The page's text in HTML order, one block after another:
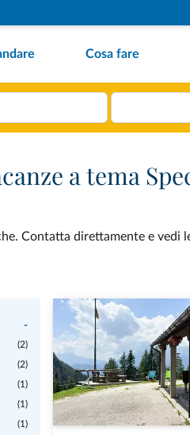
Cosa fare
a tema
Contatta direttamente e
-
(2)
(2)
(1)
(1)
(1)